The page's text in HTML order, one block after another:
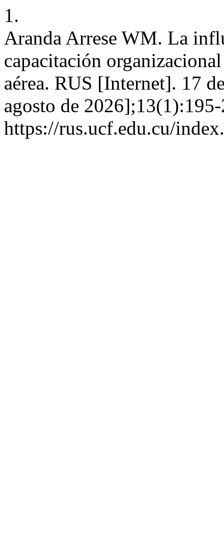
1.
Aranda Arrese WM. La
capacitación
aérea. RUS [Internet]. 17
agosto de
https://rus.ucf.edu.cu/